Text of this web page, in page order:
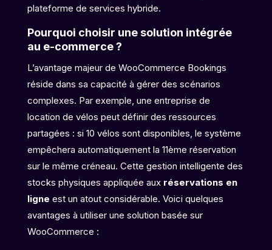
plateforme de services hybride.
Pourquoi choisir une solution intégrée
au e-commerce ?
L’avantage majeur de WooCommerce Bookings
réside dans sa capacité à gérer des scénarios
complexes. Par exemple, une entreprise de
location de vélos peut définir des ressources
partagées : si 10 vélos sont disponibles, le système
empêchera automatiquement la 11ème réservation
sur le même créneau. Cette gestion intelligente des
stocks physiques appliquée aux réservations en
ligne est un atout considérable. Voici quelques
avantages à utiliser une solution basée sur
WooCommerce :